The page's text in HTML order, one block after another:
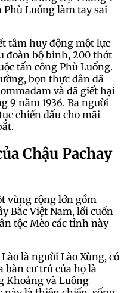
Phù Luồng làm tay sai
tâm huy động một lực
đoàn bộ binh, 200 thớt
tấn công Phù Luổng.
bọn thực dân đã
và đã giết hại
9 năm 1936. Ba người
chiến đấu cho mãi
Chậu Pachay
vùng rộng lớn gồm
Bắc Việt Nam, lối cuốn
tộc Mèo các tỉnh này
là người Lào Xùng, có
bàn cư trú của họ là
Khoảng và Luông